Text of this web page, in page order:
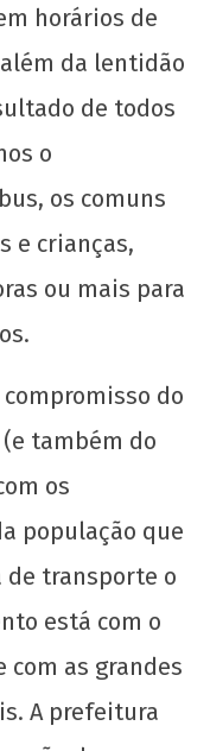
horários de
da lentidão
de todos
o
os comuns
e crianças,
ou mais para
do
também do
os
população que
transporte o
está com o
com as grandes
A prefeitura